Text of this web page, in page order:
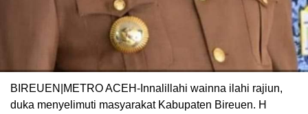
BIREUEN|METRO ACEH-Innalillahi wainna ilahi rajiun,
duka menyelimuti masyarakat Kabupaten Bireuen. H